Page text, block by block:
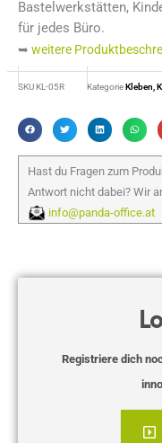
Bastelwerkstätten,
für jedes Büro.
➥ weitere
SKU KL-05R KategorieKleben,
Hast du Fragen zum
Antwort nicht dabei? Wir
info@panda-office.at
Registriere dich